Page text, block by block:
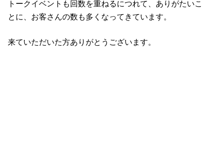
トークイベントも回数を重ねるにつれて、ありがたいこ
とに、お客さんの数も多くなってきています。
来ていただいた方ありがとうございます。